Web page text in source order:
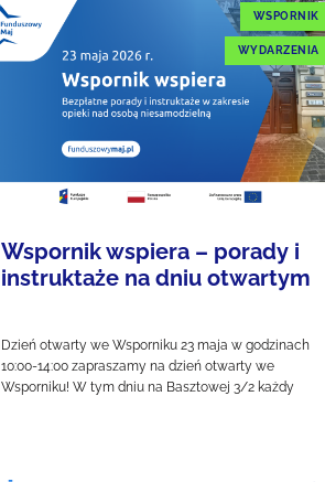
WSPORNIK
WYDARZENIA
Wspornik wspiera – porady i
instruktaże na dniu otwartym
Dzień otwarty we Wsporniku 23 maja w godzinach
10:00-14:00 zapraszamy na dzień otwarty we
Wsporniku! W tym dniu na Basztowej 3/2 każdy